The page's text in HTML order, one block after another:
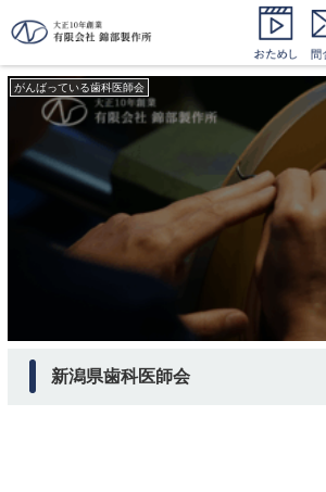
新潟県歯科医師会 活
がんばっている歯科医師会
新潟県歯科医師会